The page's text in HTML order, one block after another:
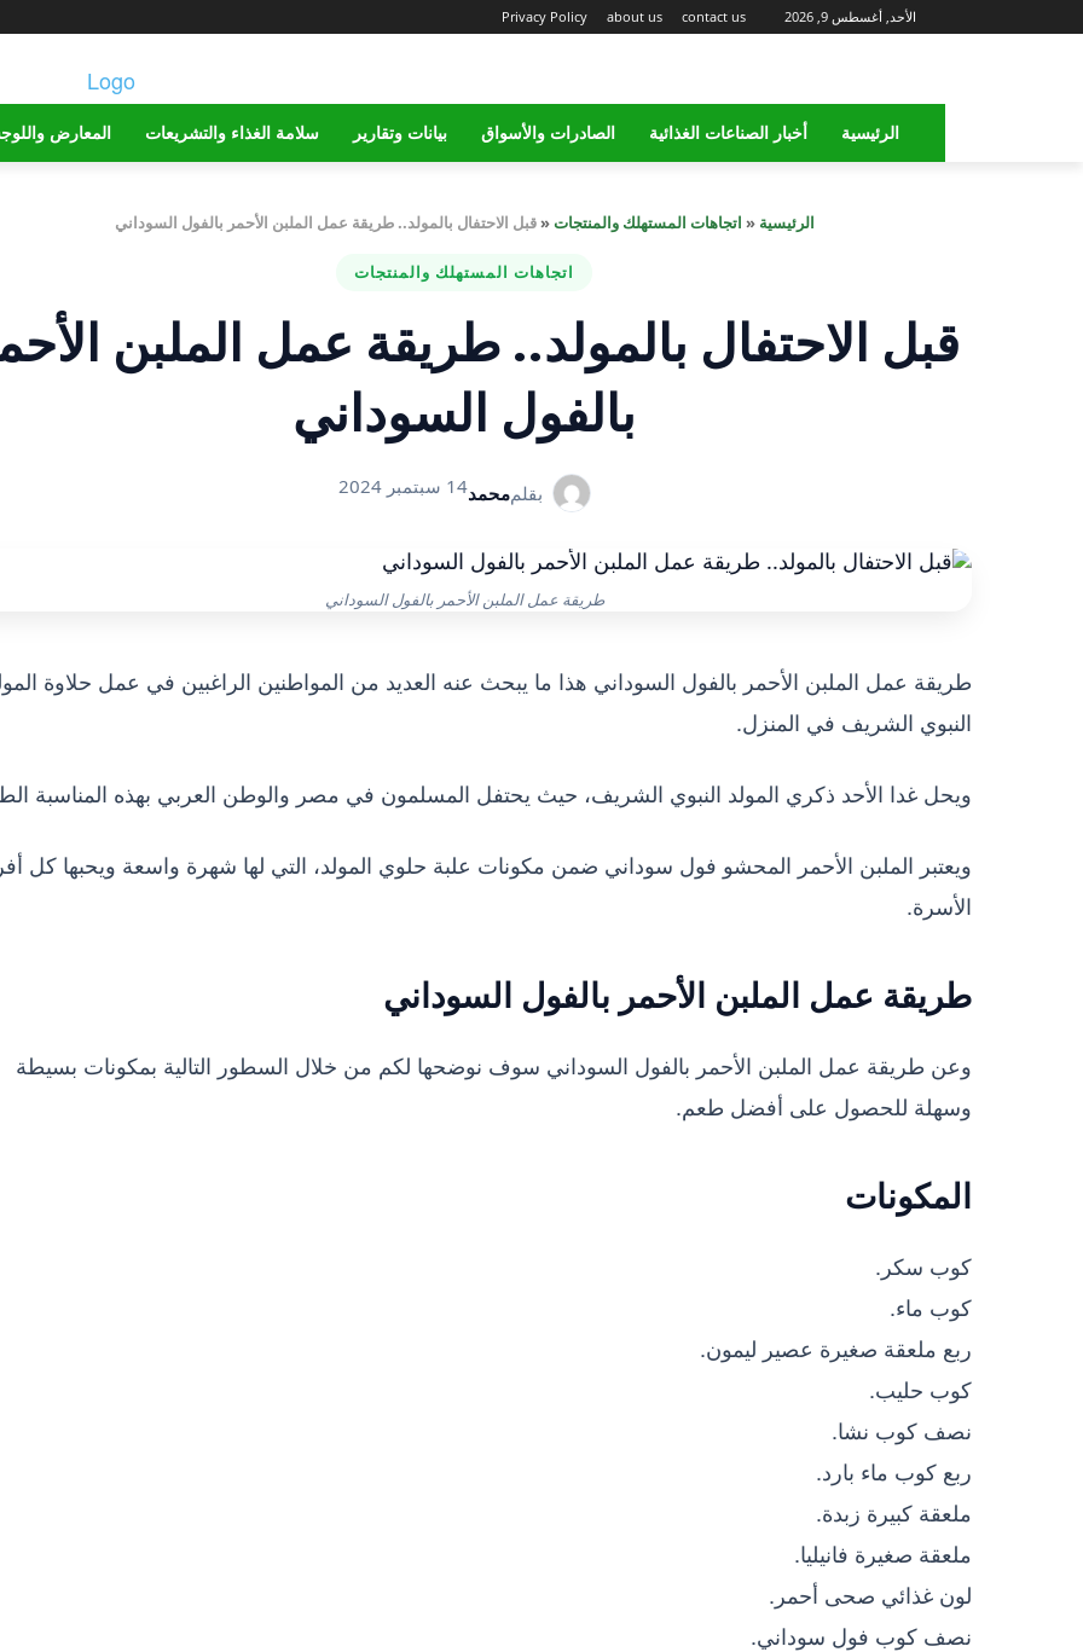
الأحد, أغسطس 9, 2026 Privacy Policy about us contact us
الرئيسية أخبار الصناعات الغذائية الصادرات والأسواق بيانات وتقارير سلامة الغذاء والتشريعات المعارض
الرئيسية « اتجاهات المستهلك والمنتجات«قبل الاحتفال بالمولد.. طريقة عمل الملبن الأحمر بالفول السوداني
اتجاهات المستهلك والمنتجات
قبل الاحتفال بالمولد.. طريقة عمل الملبن
بالفول السوداني
بقلممحمد14 سبتمبر 2024
طريقة عمل الملبن الأحمر بالفول السوداني
طريقة عمل الملبن الأحمر بالفول السوداني هذا ما يبحث عنه العديد من المواطنين الراغبين في عمل حلاوة
النبوي الشريف في المنزل.
ويحل غدا الأحد ذكري المولد النبوي الشريف، حيث يحتفل المسلمون في مصر والوطن العربي بهذه المناسبة
ويعتبر الملبن الأحمر المحشو فول سوداني ضمن مكونات علبة حلوي المولد، التي لها شهرة واسعة ويحبها كل
الأسرة.
طريقة عمل الملبن الأحمر بالفول السوداني
وعن طريقة عمل الملبن الأحمر بالفول السوداني سوف نوضحها لكم من خلال السطور التالية بمكونات بسيطة
وسهلة للحصول على أفضل طعم.
المكونات
كوب سكر.
كوب ماء.
ربع ملعقة صغيرة عصير ليمون.
كوب حليب.
نصف كوب نشا.
ربع كوب ماء بارد.
ملعقة كبيرة زبدة.
ملعقة صغيرة فانيليا.
لون غذائي صحى أحمر.
نصف كوب فول سوداني.